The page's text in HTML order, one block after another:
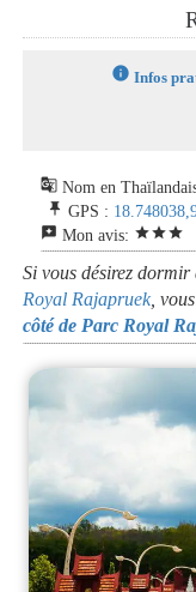
info Infos
g_translate Nom en
push_pin GPS :
reviews Mon avis: starstarstar
Si vous désirez
Royal Rajapruek,
côté de Parc Royal